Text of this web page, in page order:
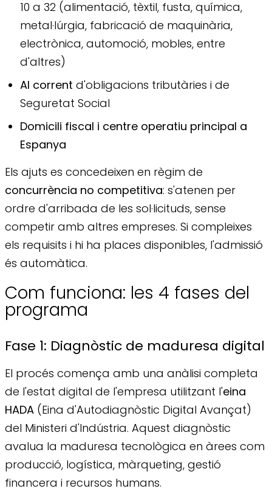
10 a 32 (alimentació, tèxtil, fusta, química,
metal·lúrgia, fabricació de maquinària,
electrònica, automoció, mobles, entre
d'altres)
Al corrent d'obligacions tributàries i de
Seguretat Social
Domicili fiscal i centre operatiu principal a
Espanya
Els ajuts es concedeixen en règim de
concurrència no competitiva: s'atenen per
ordre d'arribada de les sol·licituds, sense
competir amb altres empreses. Si compleixes
els requisits i hi ha places disponibles, l'admissió
és automàtica.
Com funciona: les 4 fases del
programa
Fase 1: Diagnòstic de maduresa digital
El procés comença amb una anàlisi completa
de l'estat digital de l'empresa utilitzant l'eina
HADA (Eina d'Autodiagnòstic Digital Avançat)
del Ministeri d'Indústria. Aquest diagnòstic
avalua la maduresa tecnològica en àrees com
producció, logística, màrqueting, gestió
financera i recursos humans.